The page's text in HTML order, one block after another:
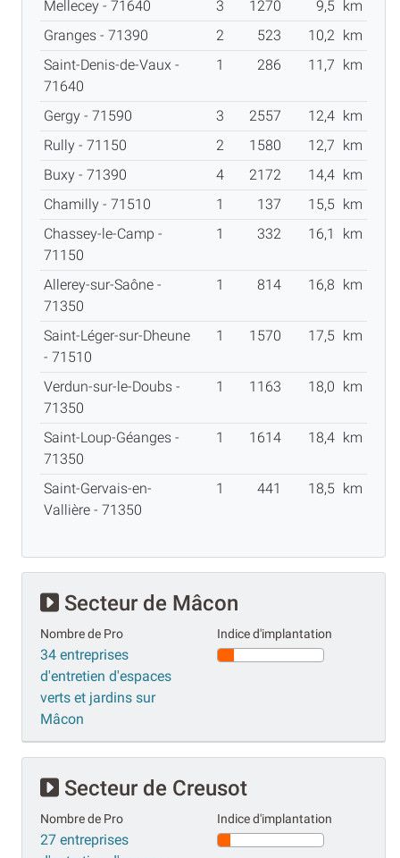
Mellecey - 71640 3 1270 9,5 km
Granges - 71390
2 523 10,2 km
Saint-Denis-de-Vaux -
71640
1 286 11,7 km
Gergy - 71590 3 2557 12,4 km
Rully - 71150
2 1580 12,7
km
Buxy - 71390
4 2172 14,4 km
Chamilly - 71510
1 137 15,5 km
Chassey-le-Camp -
71150
1 332 16,1 km
Allerey-sur-Saône -
71350
1 814 16,8 km
Saint-Léger-sur-Dheune
- 71510
1 1570 17,5 km
Verdun-sur-le-Doubs -
71350
1 1163 18,0 km
Saint-Loup-Géanges -
71350
1 1614 18,4 km
Saint-Gervais-en-
Vallière - 71350
1 441 18,5 km
Secteur de Mâcon
Nombre de Pro
34 entreprises
d'entretien d'espaces
verts et jardins sur
Mâcon
Indice d'implantation
Secteur de Creusot
Nombre de Pro
27 entreprises
Indice d'implantation